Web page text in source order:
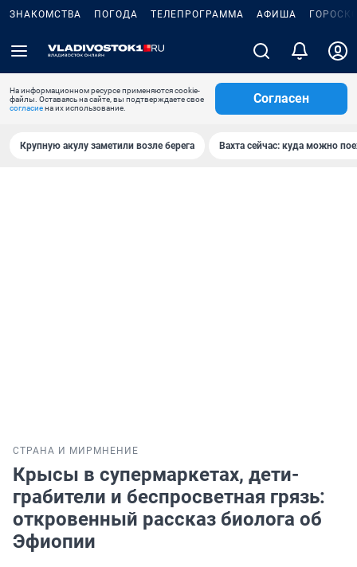
ЗНАКОМСТВА ПОГОДА ТЕЛЕПРОГРАММА АФИША
На информационном ресурсе применяются cookie-
файлы. Оставаясь на сайте, вы подтверждаете свое
согласиена их использование.
Согласен
Крупную акулу заметили возле берега Вахта сейчас: куда можно
СТРАНА И МИР МНЕНИЕ
Крысы в супермаркетах, дети-
грабители и беспросветная грязь:
откровенный рассказ биолога об
Эфиопии